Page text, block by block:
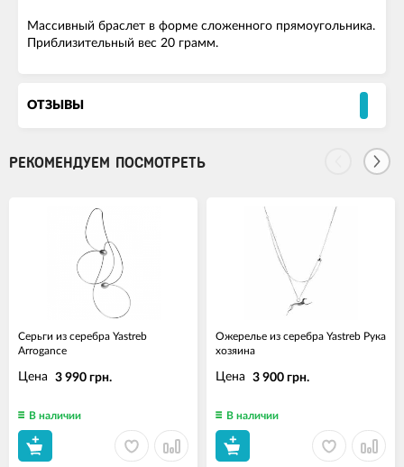
Массивный браслет в форме сложенного прямоугольника.
Приблизительный вес 20 грамм.
ОТЗЫВЫ
РЕКОМЕНДУЕМ ПОСМОТРЕТЬ
Серьги из серебра Yastreb
Arrogance
Цена 3 990 грн.
В наличии
Ожерелье из серебра Yastreb Рука
хозяина
Цена 3 900 грн.
В наличии